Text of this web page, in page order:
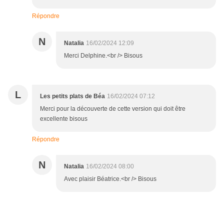
Répondre
N Natalia 16/02/2024 12:09
Merci Delphine.<br /> Bisous
L Les petits plats de Béa 16/02/2024 07:12
Merci pour la découverte de cette version qui doit être
excellente bisous
Répondre
N Natalia 16/02/2024 08:00
Avec plaisir Béatrice.<br /> Bisous